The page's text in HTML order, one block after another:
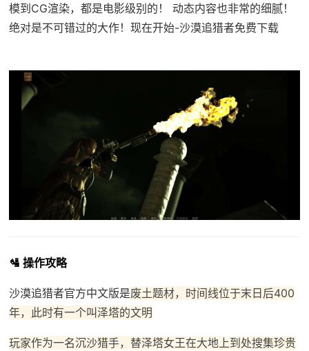
模到CG渲染，都是电影级别的！ 动态内容也非常的细腻！
绝对是不可错过的大作！现在开始-沙漠追猎者免费下载
🛂 操作攻略
沙漠追猎者官方中文版是废土题材，时间线位于末日后400
年，此时有一个叫泽塔的文明
玩家作为一名沉沙猎手，替泽塔女王在大地上到处搜集珍贵